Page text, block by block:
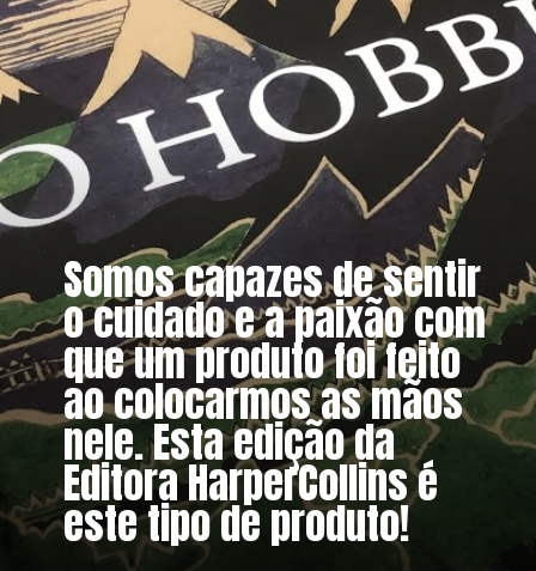
Somos capazes de sentir
o cuidado e a paixão com
que um produto foi feito
ao colocarmos as mãos
nele. Esta edição da
Editora HarperCollins é
este tipo de produto!